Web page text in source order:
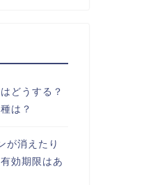
どうする？
は？
が消えたり
効期限はあ